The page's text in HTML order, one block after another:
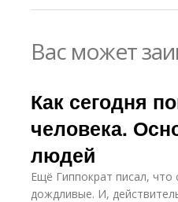
Вас может
Как сегодня
человека.
людей
Ещё Гиппократ писал, что
дождливые. И,